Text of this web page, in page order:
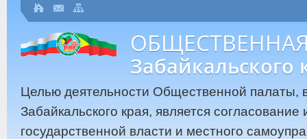
Забайкальского
Целью деятельности Общественной палаты,
Забайкальского края, является
государственной власти и местного